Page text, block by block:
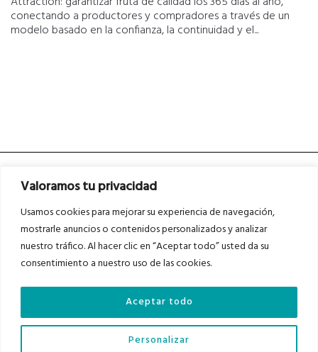
Valoramos tu privacidad
Usamos cookies para mejorar su experiencia de navegación,
mostrarle anuncios o contenidos personalizados y analizar
nuestro tráfico. Al hacer clic en “Aceptar todo” usted da su
consentimiento a nuestro uso de las cookies.
Personalizar
Aceptar todo
conectando a productores y compradores a través de un
modelo basado en la confianza, la continuidad y el...
Asociados a
Auditados por